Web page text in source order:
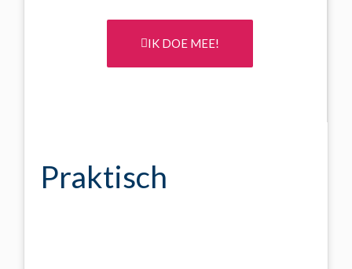
IK DOE MEE!
Praktisch